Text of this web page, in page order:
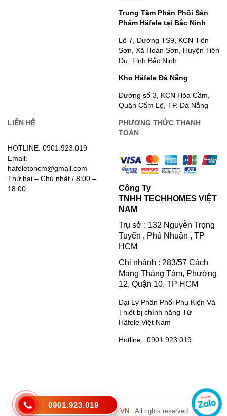
Trung Tâm Phân Phối Sản
Phẩm Häfele tại Bắc Ninh
Lô 7, Đường TS9, KCN Tiên
Sơn, Xã Hoàn Sơn, Huyện Tiên
Du, Tỉnh Bắc Ninh
Kho Häfele Đà Nẵng
Đường số 3, KCN Hòa Cầm,
Quận Cẩm Lệ, TP. Đà Nẵng
LIÊN HỆ
HOTLINE: 0901.923.019
Email:
hafeletphcm@gmail.com
Thứ hai – Chủ nhật / 8:00 –
18:00
PHƯƠNG THỨC THANH
TOÁN
Công Ty
TNHH TECHHOMES VIỆT
NAM
Trụ sở : 132 Nguyễn Trọng
Tuyển , Phú Nhuận , TP
HCM
Chi nhánh : 283/57 Cách
Mạng Tháng Tám, Phường
12, Quận 10, TP HCM
Đại Lý Phân Phối Phụ Kiện Và
Thiết bị chính hãng Từ
Häfele Việt Nam
Hotline : 0901.923.019
Copyright © 2021 HAFELE VN . All rights reserved
0901.923.019